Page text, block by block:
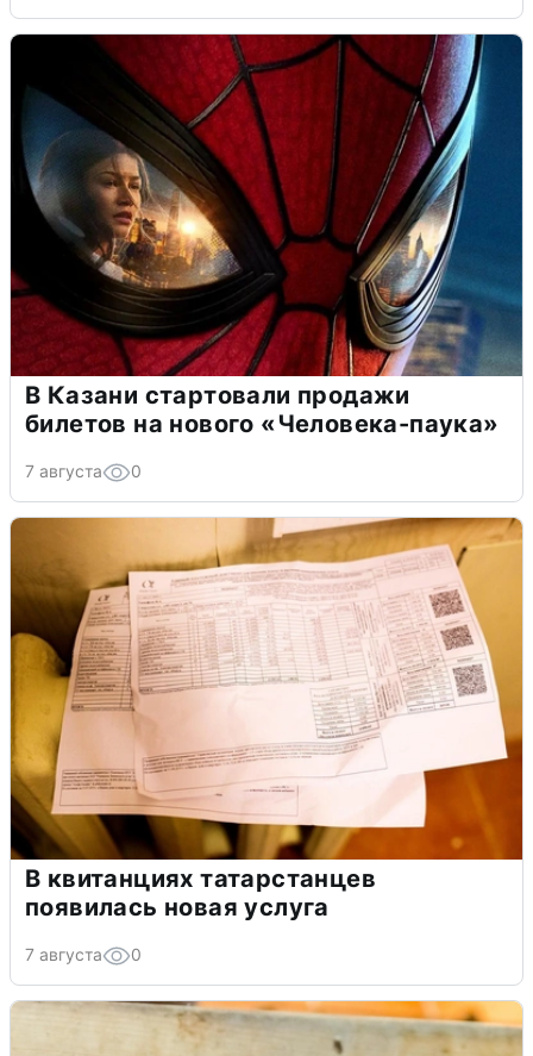
В Казани стартовали продажи
билетов на нового «Человека-паука»
7 августа 0
В квитанциях татарстанцев
появилась новая услуга
7 августа 0